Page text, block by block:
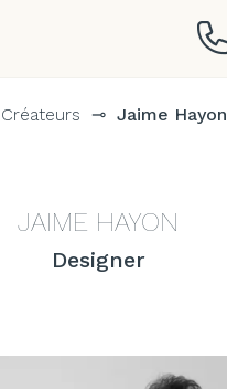
Créateurs ⊸ Jaime Hayon
JAIME HAYON
Designer